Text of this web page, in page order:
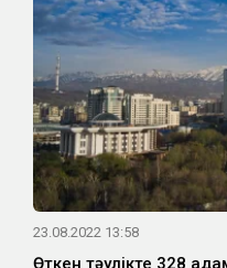
23.08.2022 13:58
Өткен тәулікте 328